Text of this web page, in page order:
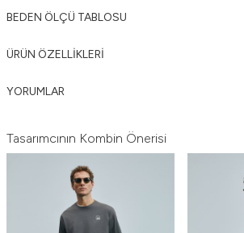
BEDEN ÖLÇÜ TABLOSU
ÜRÜN ÖZELLIKLERI
YORUMLAR
Tasarımcının Kombin Önerisi